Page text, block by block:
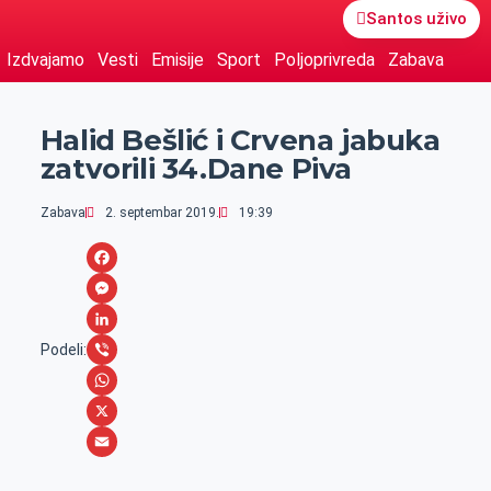
Santos uživo
Izdvajamo Vesti Emisije Sport Poljoprivreda Zabava
Halid Bešlić i Crvena jabuka
zatvorili 34.Dane Piva
Zabava 2. septembar 2019. 19:39
Podeli:
F
a
c
e
b
o
M
e
s
s
e
L
i
n
k
V
i
b
W
h
X